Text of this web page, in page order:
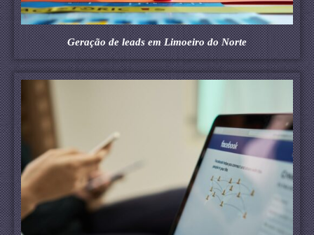
Geração de leads em Limoeiro do Norte